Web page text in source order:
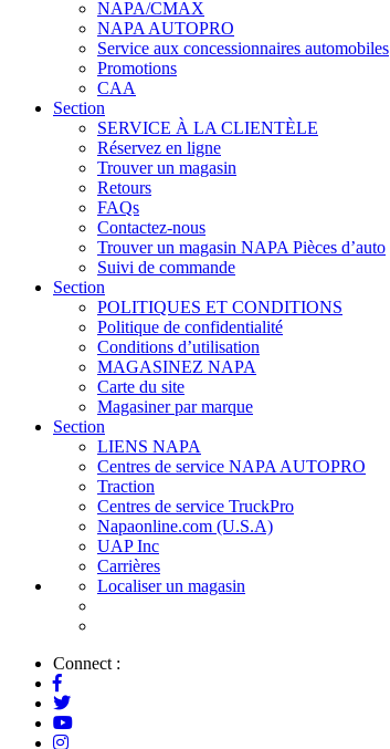
NAPA/CMAX
NAPA AUTOPRO
Service aux concessionnaires automobiles
Promotions
CAA
Section
SERVICE À LA CLIENTÈLE
Réservez en ligne
Trouver un magasin
Retours
FAQs
Contactez-nous
Trouver un magasin NAPA Pièces d’auto
Suivi de commande
Section
POLITIQUES ET CONDITIONS
Politique de confidentialité
Conditions d’utilisation
MAGASINEZ NAPA
Carte du site
Magasiner par marque
Section
LIENS NAPA
Centres de service NAPA AUTOPRO
Traction
Centres de service TruckPro
Napaonline.com (U.S.A)
UAP Inc
Carrières
Localiser un magasin
Connect :